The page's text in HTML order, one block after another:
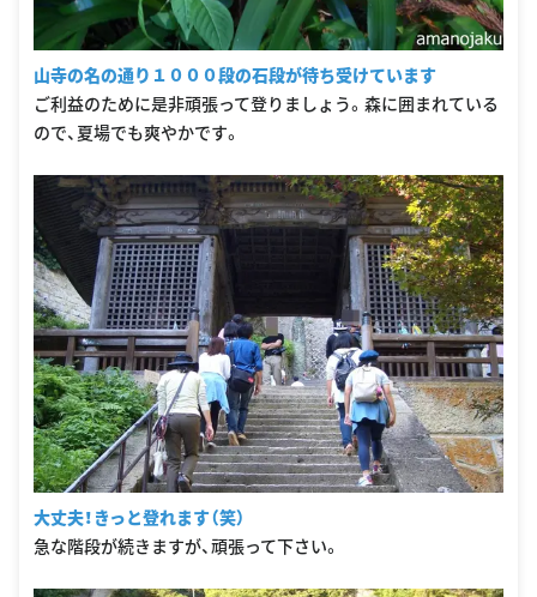
山寺の名の通り１０００段の石段が待ち受けています
ご利益のために是非頑張って登りましょう。森に囲まれている
ので、夏場でも爽やかです。
大丈夫！きっと登れます（笑）
急な階段が続きますが、頑張って下さい。